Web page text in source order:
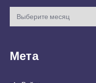
Архивы
Мета